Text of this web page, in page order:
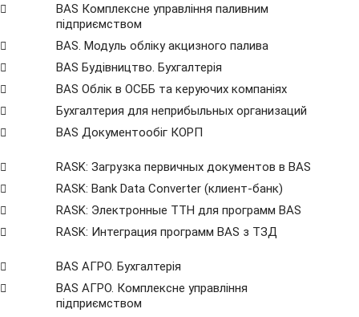
BAS Комплексне управління паливним
підприємством
BAS. Модуль обліку акцизного палива
BAS Будівництво. Бухгалтерія
BAS Облік в ОСББ та керуючих компаніях
Бухгалтерия для неприбыльных организаций
BAS Документообіг КОРП
RASK: Загрузка первичных документов в BAS
RASK: Bank Data Сonverter (клиент-банк)
RASK: Электронные ТТН для программ BAS
RASK: Интеграция программ BAS з ТЗД
BAS АГРО. Бухгалтерія
BAS АГРО. Комплексне управління
підприємством